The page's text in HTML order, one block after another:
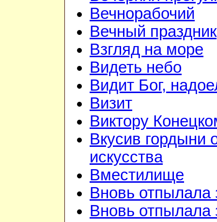
Вечнорабочий
Вечный праздник
Взгляд на море
Видеть небо
Видит Бог,
Визит
Виктору
Вкусив гордыни
искусства
Вместилище
Вновь отпылала
Вновь отпылала